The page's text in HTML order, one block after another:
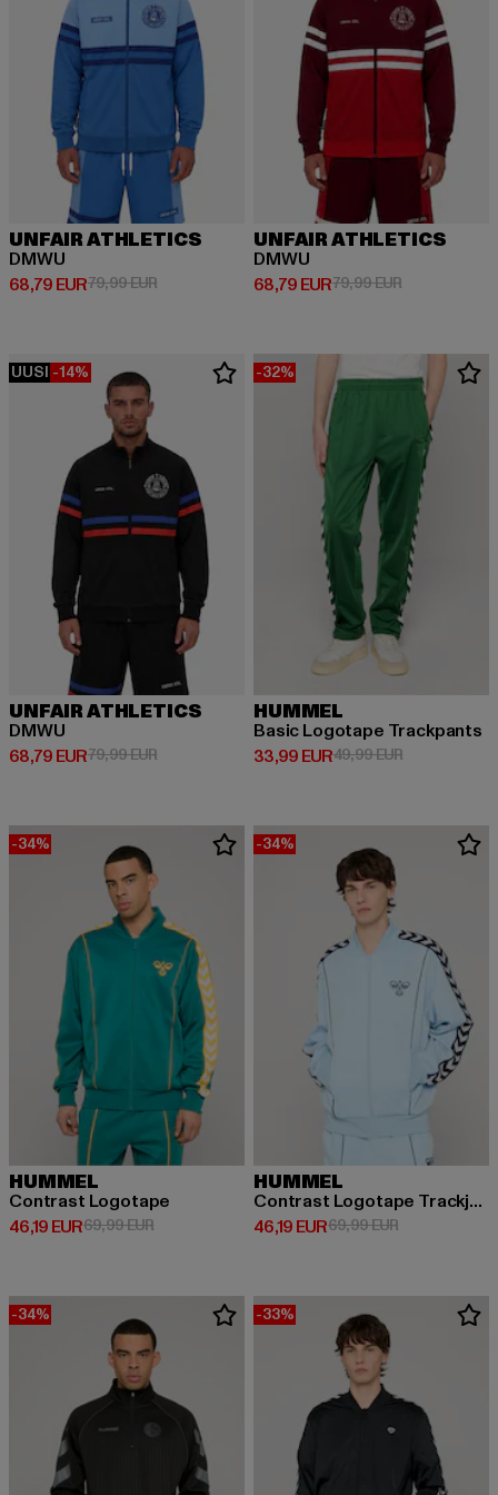
UNFAIR ATHLETICS
DMWU
68,79 EUR
Ajankohtainen hinta: 68,79 EUR
79,99 EURKampanjahinta: 79,99 EUR
UNFAIR ATHLETICS
DMWU
68,79 EUR
Ajankohtainen hinta: 68,79 EUR
79,99 EUR
UUSI -14%
UNFAIR ATHLETICS
DMWU
68,79 EUR
Ajankohtainen hinta: 68,79 EUR
79,99 EURKampanjahinta: 79,99 EUR
-32%
HUMMEL
Basic Logotape Trackpants
33,99 EUR
Ajankohtainen hinta: 33,99 EUR
49,99 EUR
-34%
HUMMEL
Contrast Logotape
46,19 EUR
Ajankohtainen hinta: 46,19 EUR
69,99 EURKampanjahinta: 69,99 EUR
-34%
HUMMEL
Contrast Logotape Trackjacket
46,19 EUR
Ajankohtainen hinta: 46,19 EUR
69,99 EUR
-34% -33%